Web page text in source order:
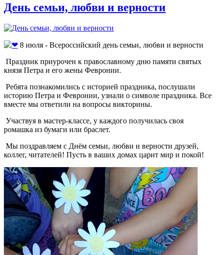
День семьи, любви и верности
8 июля - Всероссийский день семьи, любви и верности
Праздник приурочен к православному дню памяти святых
князя Петра и его жены Февронии.
Ребята познакомились с историей праздника, послушали
историю Петра и Февронии, узнали о символе праздника. Все
вместе мы ответили на вопросы викторины.
Участвуя в мастер-классе, у каждого получилась своя
ромашка из бумаги или браслет.
Мы поздравляем с Днём семьи, любви и верности друзей,
коллег, читателей! Пусть в ваших домах царит мир и покой!